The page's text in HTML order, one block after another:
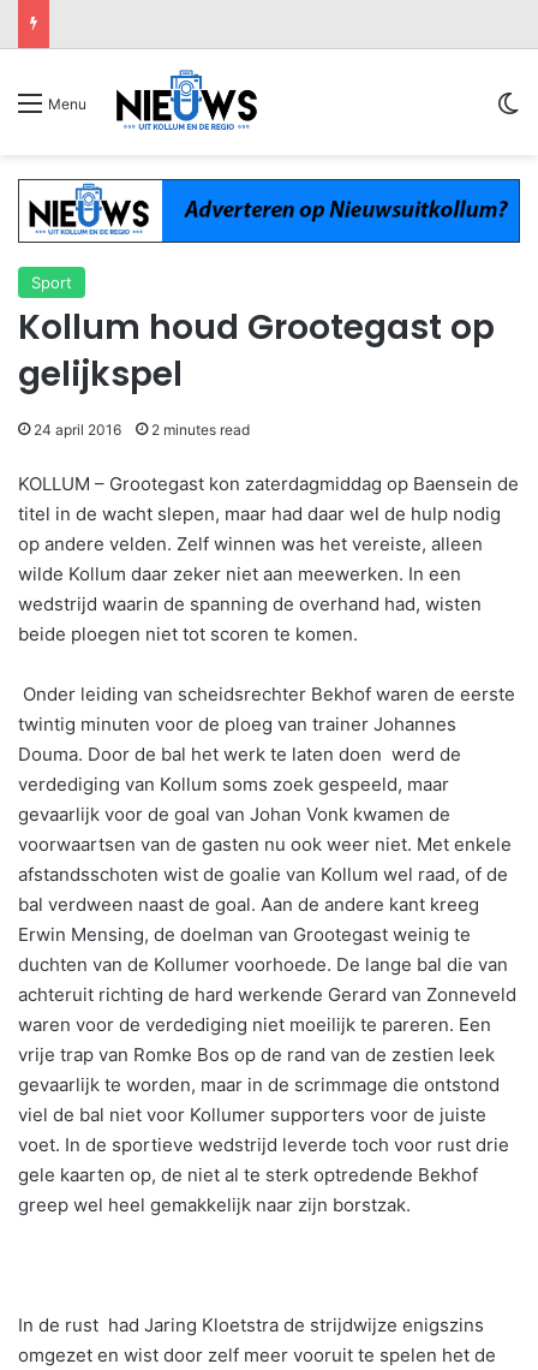
Menu
Sport
Kollum houd Grootegast op
gelijkspel
24 april 2016 2 minutes read
KOLLUM – Grootegast kon zaterdagmiddag op Baensein de
titel in de wacht slepen, maar had daar wel de hulp nodig
op andere velden. Zelf winnen was het vereiste, alleen
wilde Kollum daar zeker niet aan meewerken. In een
wedstrijd waarin de spanning de overhand had, wisten
beide ploegen niet tot scoren te komen.
Onder leiding van scheidsrechter Bekhof waren de eerste
twintig minuten voor de ploeg van trainer Johannes
Douma. Door de bal het werk te laten doen werd de
verdediging van Kollum soms zoek gespeeld, maar
gevaarlijk voor de goal van Johan Vonk kwamen de
voorwaartsen van de gasten nu ook weer niet. Met enkele
afstandsschoten wist de goalie van Kollum wel raad, of de
bal verdween naast de goal. Aan de andere kant kreeg
Erwin Mensing, de doelman van Grootegast weinig te
duchten van de Kollumer voorhoede. De lange bal die van
achteruit richting de hard werkende Gerard van Zonneveld
waren voor de verdediging niet moeilijk te pareren. Een
vrije trap van Romke Bos op de rand van de zestien leek
gevaarlijk te worden, maar in de scrimmage die ontstond
viel de bal niet voor Kollumer supporters voor de juiste
voet. In de sportieve wedstrijd leverde toch voor rust drie
gele kaarten op, de niet al te sterk optredende Bekhof
greep wel heel gemakkelijk naar zijn borstzak.
In de rust had Jaring Kloetstra de strijdwijze enigszins
omgezet en wist door zelf meer vooruit te spelen het de